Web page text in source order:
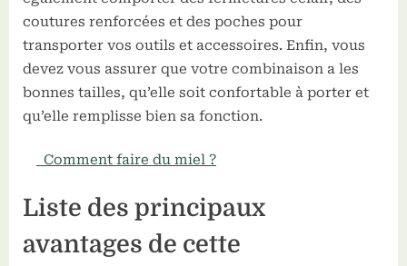
coutures renforcées et des poches pour
transporter vos outils et accessoires. Enfin, vous
devez vous assurer que votre combinaison a les
bonnes tailles, qu’elle soit confortable à porter et
qu’elle remplisse bien sa fonction.
Comment faire du miel ?
Liste des principaux
avantages de cette